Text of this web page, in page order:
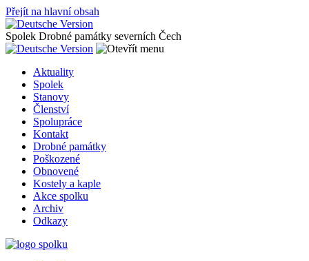
Přejít na hlavní obsah
Spolek Drobné památky severních Čech
Aktuality
Spolek
Stanovy
Členství
Spolupráce
Kontakt
Drobné památky
Poškozené
Obnovené
Kostely a kaple
Akce spolku
Archiv
Odkazy